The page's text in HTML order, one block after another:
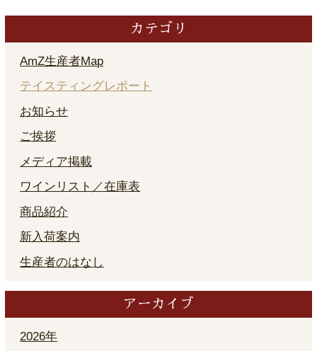
カテゴリ
AmZ生産者Map
テイスティングレポート
お知らせ
ご挨拶
メディア掲載
ワインリスト／在庫表
商品紹介
新入荷案内
生産者のはなし
アーカイブ
2026年